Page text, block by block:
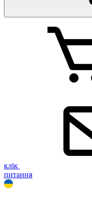
клік
питання